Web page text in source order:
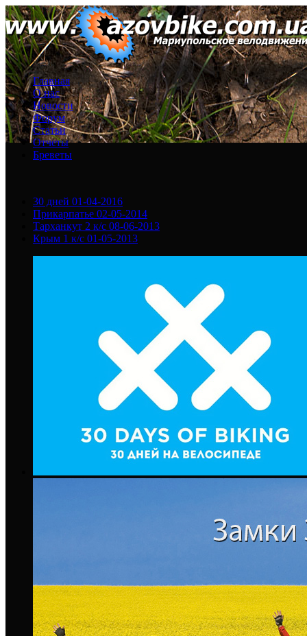
Главная
О нас
Новости
Форум
Статьи
Отчеты
Бреветы
30 дней 01-04-2016
Прикарпатье 02-05-2014
Тарханкут 2 к/с 08-06-2013
Крым 1 к/с 01-05-2013